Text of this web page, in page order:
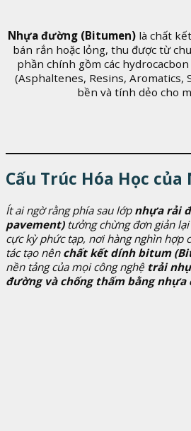
Nhựa đường (Bitumen) là chất
bán rắn hoặc lỏng, thu được từ
phần chính gồm các
(Asphaltenes, Resins, Aromatics,
bền và tính dẻo cho
Cấu Trúc Hóa Học
Ít ai ngờ rằng phía sau lớp nhựa rải
pavement)tưởng chừng đơn giản lại
cực kỳ phức tạp, nơi hàng nghìn hợp
tác tạo nên chất kết dính bitum
nền tảng của mọi công nghệ trải
đường và chống thấm bằng nhựa